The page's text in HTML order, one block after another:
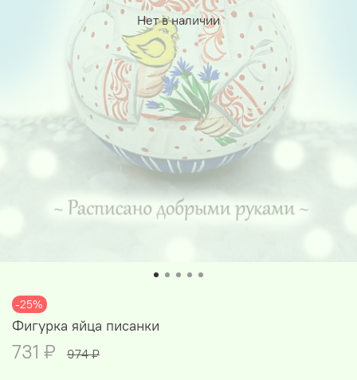
Нет в наличии
-25%
Фигурка яйца писанки
731 ₽ 974 ₽